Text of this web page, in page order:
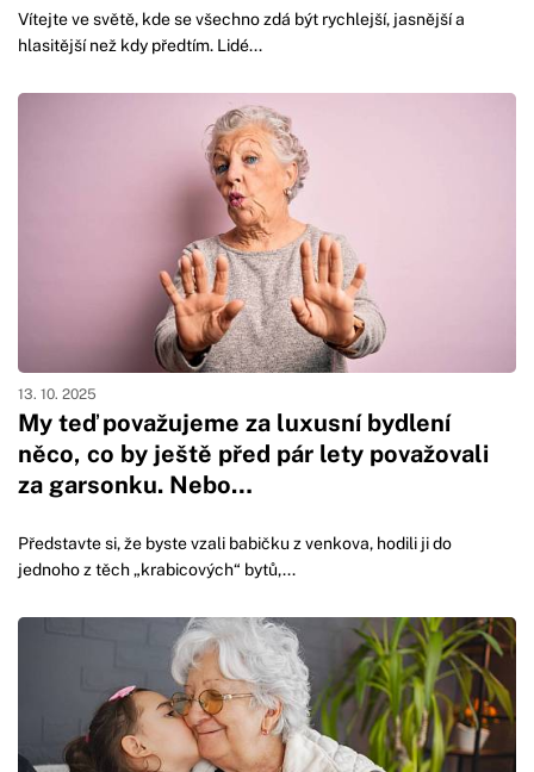
Vítejte ve světě, kde se všechno zdá být rychlejší, jasnější a
hlasitější než kdy předtím. Lidé...
My teď považujeme za luxusní bydlení
něco, co by ještě před pár lety považovali
za garsonku. Nebo…
13. 10. 2025
Představte si, že byste vzali babičku z venkova, hodili ji do
jednoho z těch „krabicových“ bytů,...